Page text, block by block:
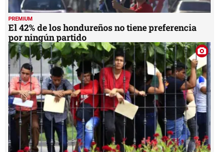
PREMIUM
El 42% de los hondureños no tiene preferencia
por ningún partido